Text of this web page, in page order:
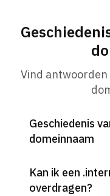
Vind
Geschiedenis
domeinnaam
Kan ik een
overdragen?